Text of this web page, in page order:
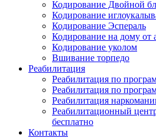
Кодирование Двойной
Кодирование
Кодирование Эспераль
Кодирование на дому от
Кодирование уколом
Вшивание торпедо
Реабилитация
Реабилитация по
Реабилитация по
Реабилитация
Реабилитационный
бесплатно
Контакты